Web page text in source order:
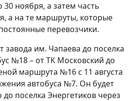
30 ноября, а затем часть
а на те маршруты, которые
перевозчики.
завода им. Чапаева до поселка
№18 – от ТК Московский до
маршрута №16 с 11 августа
автобуса №7. Он будет
поселка Энергетиков через